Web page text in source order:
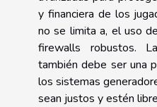
y financiera de los
no se limita a, el uso
firewalls robustos.
también debe ser una
los sistemas
sean justos y estén